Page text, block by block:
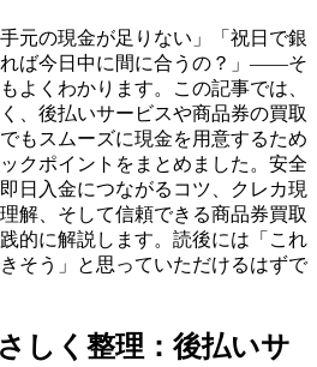
元の現金が足りない」「祝日で銀
ば今日中に間に合うの？」——そ
よくわかります。この記事では、
、後払いサービスや商品券の買取
もスムーズに現金を用意するため
クポイントをまとめました。安全
日入金につながるコツ、クレカ現
解、そして信頼できる商品券買取
的に解説します。読後には「これ
そう」と思っていただけるはずで
しく整理：後払いサ